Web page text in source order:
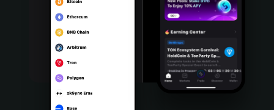
Português (Portugal)
Bahasa Indonesia